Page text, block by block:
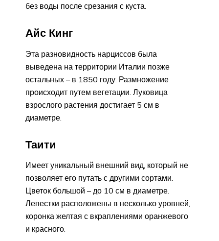
без воды после срезания с куста.
Айс Кинг
Эта разновидность нарциссов была
выведена на территории Италии позже
остальных – в 1850 году. Размножение
происходит путем вегетации. Луковица
взрослого растения достигает 5 см в
диаметре.
Таити
Имеет уникальный внешний вид, который не
позволяет его путать с другими сортами.
Цветок большой – до 10 см в диаметре.
Лепестки расположены в несколько уровней,
коронка желтая с вкраплениями оранжевого
и красного.